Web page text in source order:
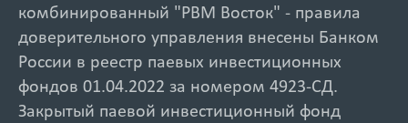
комбинированный "РВМ Восток" - правила
доверительного управления внесены Банком
России в реестр паевых инвестиционных
фондов 01.04.2022 за номером 4923-СД.
Закрытый паевой инвестиционный фонд